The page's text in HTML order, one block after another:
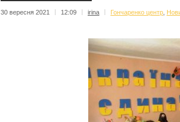
30 вересня 2021 12:09 irina Гончаренко центр